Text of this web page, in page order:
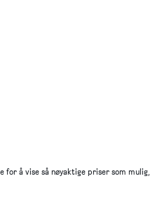
for å vise så nøyaktige priser som mulig,